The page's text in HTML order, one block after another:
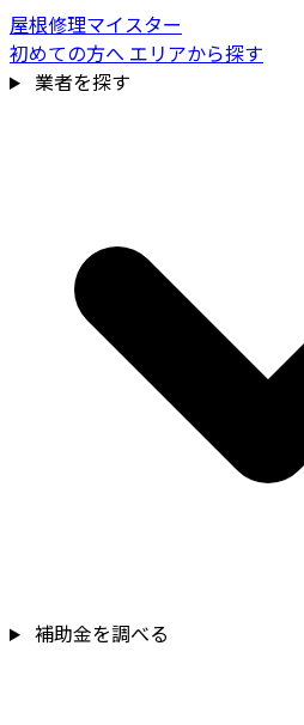
屋根修理マイスター
初めての方へ エリアから探す
業者を探す
補助金を調べる
費用相場を見る